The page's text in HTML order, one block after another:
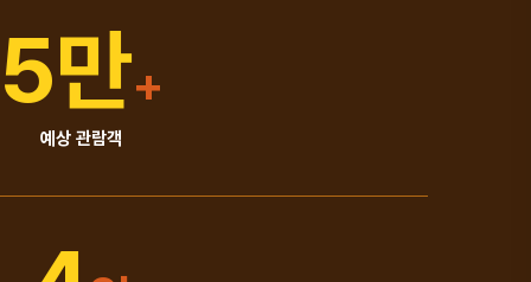
5만+
예상 관람객